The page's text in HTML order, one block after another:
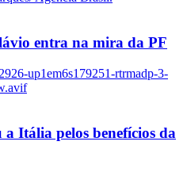
entra na mira da PF
Itália pelos benefícios da